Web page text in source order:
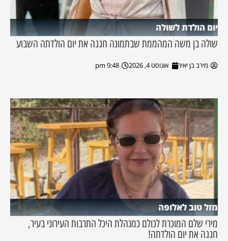
יום הולדת לשולה
שולה בן משה המהממת שבתמונה חגגה את יום הולדתה השבוע
מירב בן יאיר אוגוסט 4, 2026 9:48 pm
מזל טוב לאלופה
מירי שלם המוכרת לכולם כמנהלת היכל התרבות העירוני בעיר,
חגגה את יום הולדתה!